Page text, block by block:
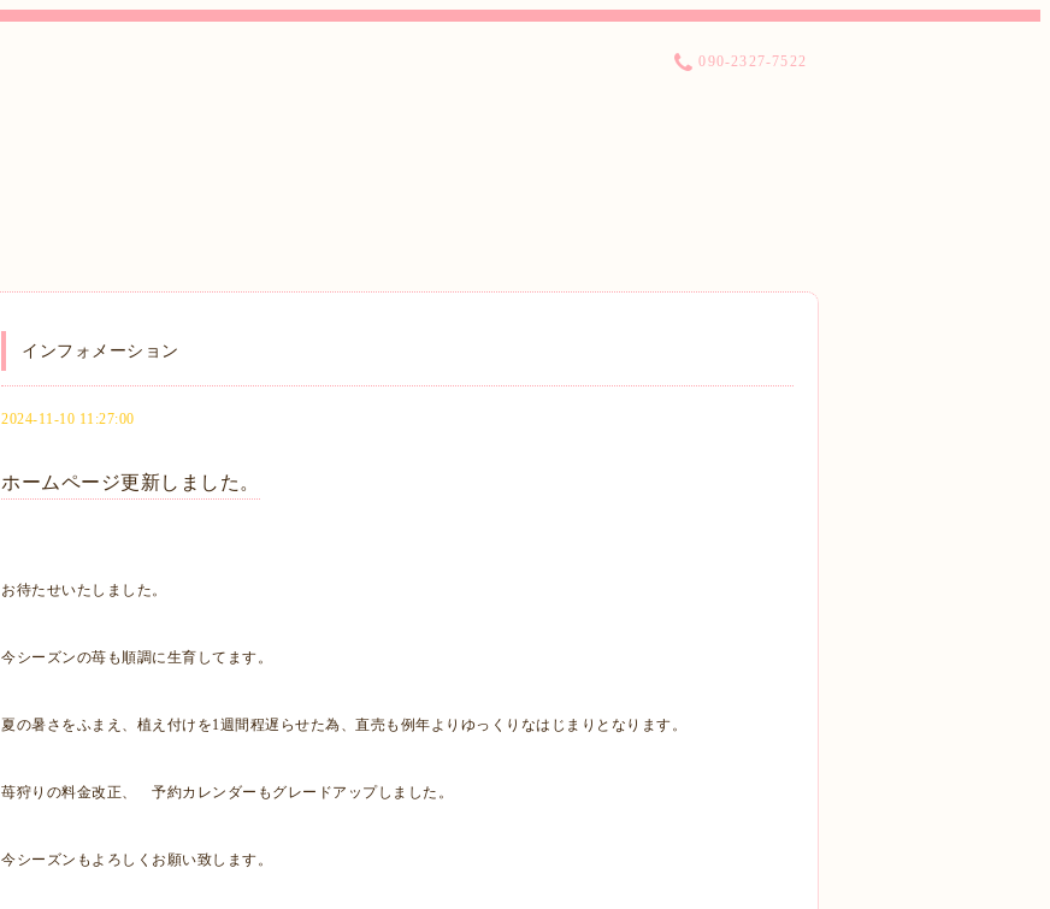
090-2327-7522
インフォメーション
2024-11-10 11:27:00
ホームページ更新しました。
お待たせいたしました。
今シーズンの苺も順調に生育してます。
夏の暑さをふまえ、植え付けを1週間程遅らせた為、直売も例年よりゆっくりなはじまりとなります。
苺狩りの料金改正、 予約カレンダーもグレードアップしました。
今シーズンもよろしくお願い致します。